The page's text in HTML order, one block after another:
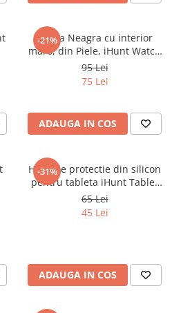
-21%
Curea Neagra cu interior
maro, din Piele, iHunt Watch
13 Titan
95 Lei
75 Lei
ADAUGA IN COS
-31%
Husa de protectie din silicon
pentru tableta iHunt Tablet
PC 11 Ultra
65 Lei
45 Lei
ADAUGA IN COS